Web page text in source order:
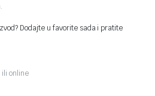
Dodajte u favorite sada i pratite
ili online